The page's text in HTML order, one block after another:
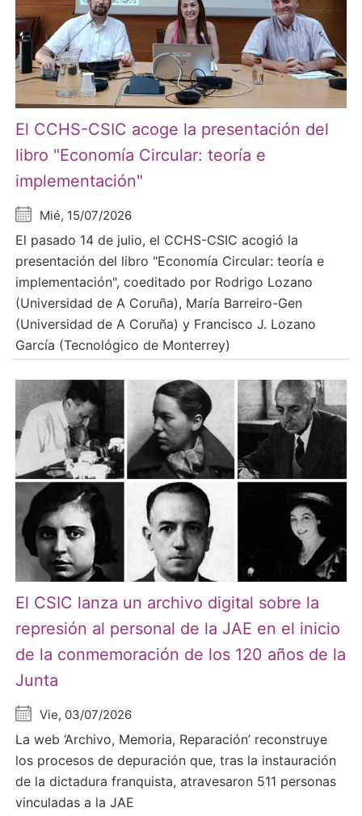
El CCHS-CSIC acoge la presentación del
libro "Economía Circular: teoría e
implementación"
Mié, 15/07/2026
El pasado 14 de julio, el CCHS-CSIC acogió la
presentación del libro "Economía Circular: teoría e
implementación", coeditado por Rodrigo Lozano
(Universidad de A Coruña), María Barreiro-Gen
(Universidad de A Coruña) y Francisco J. Lozano
García (Tecnológico de Monterrey)
El CSIC lanza un archivo digital sobre la
represión al personal de la JAE en el inicio
de la conmemoración de los 120 años de la
Junta
Vie, 03/07/2026
La web ‘Archivo, Memoria, Reparación’ reconstruye
los procesos de depuración que, tras la instauración
de la dictadura franquista, atravesaron 511 personas
vinculadas a la JAE